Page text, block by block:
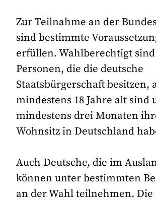
Zur Teilnahme an der
sind bestimmte
erfüllen. Wahlberechtigt
Personen, die die deutsche
Staatsbürgerschaft besitzen,
mindestens 18 Jahre alt sind
mindestens drei Monaten
Wohnsitz in Deutschland
Auch Deutsche, die im
können unter bestimmten
an der Wahl teilnehmen. Die